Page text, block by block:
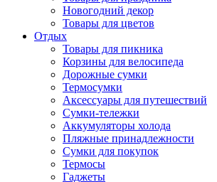
Новогодний декор
Товары для цветов
Отдых
Товары для пикника
Корзины для велосипеда
Дорожные сумки
Термосумки
Аксессуары для путешествий
Сумки-тележки
Аккумуляторы холода
Пляжные принадлежности
Сумки для покупок
Термосы
Гаджеты